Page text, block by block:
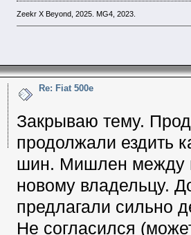
Zeekr X Beyond, 2025. MG4, 2023.
Re: Fiat 500e
Закрываю тему.
продолжали ездить
шин. Мишлен между
новому владельцу.
предлагали сильно
Не согласился